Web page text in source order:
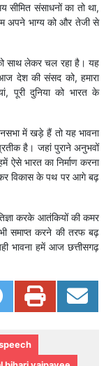
संसाधनों का तो था,
अपने भाग्य को और तेजी से
साथ लेकर चल रहा है। यह
देश की संसद को, हमारा
पूरी दुनिया को भारत के
में खड़े हैं तो यह भावना
है। जहां पुराने अनुभवों
ऐसे भारत का निर्माण करना
विकास के पथ पर आगे बढ़
करके आतंकियों की कमर
समाप्त करने की तरफ बढ़
भावना हमें आज छत्तीसगढ़